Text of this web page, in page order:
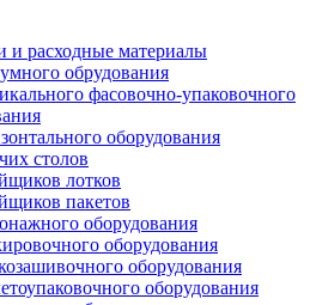
и расходные материалы
обрудования
фасовочно-упаковочного
оборудования
столов
лотков
пакетов
оборудования
оборудования
оборудования
оборудования